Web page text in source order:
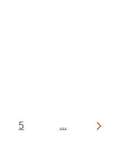
5 ...